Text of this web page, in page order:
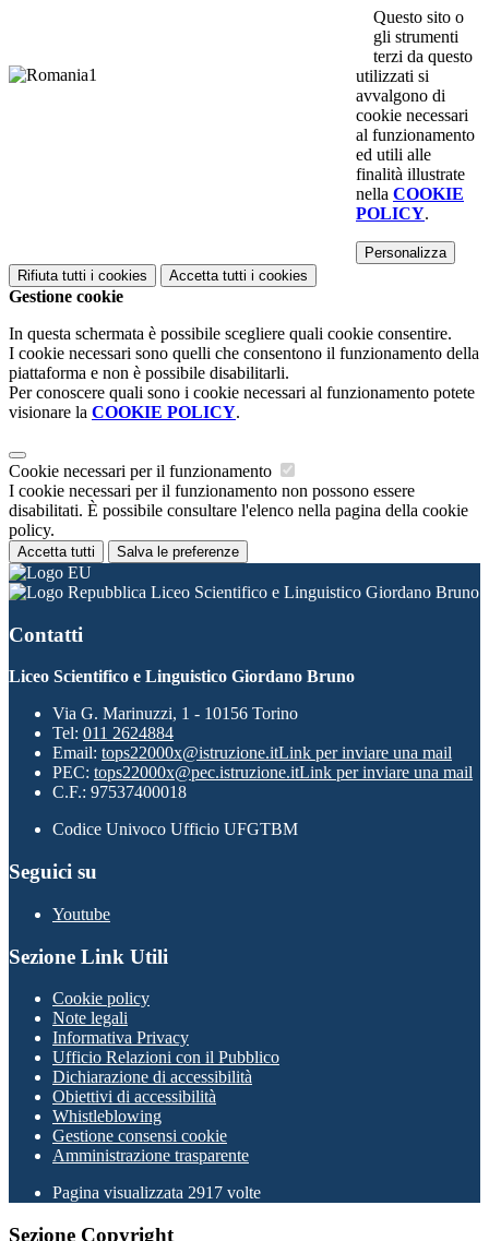
Questo sito o
gli strumenti
terzi da questo
utilizzati si
avvalgono di
cookie necessari
al funzionamento
ed utili alle
finalità illustrate
nella COOKIE
POLICY.
Personalizza
Rifiuta tutti i cookies Accetta tutti i cookies
Gestione cookie
In questa schermata è possibile scegliere quali cookie consentire.
I cookie necessari sono quelli che consentono il funzionamento della
piattaforma e non è possibile disabilitarli.
Per conoscere quali sono i cookie necessari al funzionamento potete
visionare la COOKIE POLICY.
Cookie necessari per il funzionamento
I cookie necessari per il funzionamento non possono essere
disabilitati. È possibile consultare l'elenco nella pagina della cookie
policy.
Accetta tutti Salva le preferenze
Liceo Scientifico e Linguistico Giordano Bruno
Contatti
Liceo Scientifico e Linguistico Giordano Bruno
Via G. Marinuzzi, 1 - 10156 Torino
Tel: 011 2624884
Email: tops22000x@istruzione.itLink per inviare una mail
PEC: tops22000x@pec.istruzione.itLink per inviare una mail
C.F.: 97537400018
Codice Univoco Ufficio UFGTBM
Seguici su
Youtube
Sezione Link Utili
Cookie policy
Note legali
Informativa Privacy
Ufficio Relazioni con il Pubblico
Dichiarazione di accessibilità
Obiettivi di accessibilità
Whistleblowing
Gestione consensi cookie
Amministrazione trasparente
Pagina visualizzata 2917 volte
Sezione Copyright